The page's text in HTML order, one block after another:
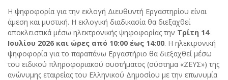
Η ψηφοφορία για την εκλογή Διευθυντή Εργαστηρίου είναι
άμεση και μυστική. Η εκλογική διαδικασία θα διεξαχθεί
αποκλειστικά μέσω ηλεκτρονικής ψηφοφορίας την Τρίτη 14
Ιουλίου 2026 και ώρες από 10:00 έως 14:00. Η ηλεκτρονική
ψηφοφορία για το παραπάνω Εργαστήριο θα διεξαχθεί μέσω
του ειδικού πληροφοριακού συστήματος (σύστημα «ΖΕΥΣ») της
ανώνυμης εταιρείας του Ελληνικού Δημοσίου με την επωνυμία